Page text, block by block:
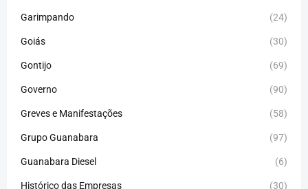
Garimpando (24)
Goiás (30)
Gontijo (69)
Governo (90)
Greves e Manifestações (58)
Grupo Guanabara (97)
Guanabara Diesel (6)
Histórico das Empresas (30)